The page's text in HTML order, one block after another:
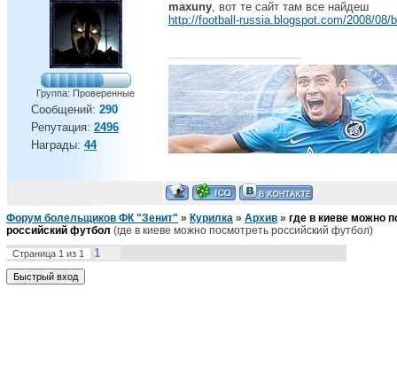
Группа: Проверенные
Сообщений: 290
Репутация: 2496
Награды: 44
maxuny, вот те сайт там все найдеш
http://football-russia.blogspot.com/2008/08/
Форум болельщиков ФК "Зенит" » Курилка » Архив » где в киеве можно
российский футбол (где в киеве можно посмотреть российский футбол)
Страница 1 из 1 1